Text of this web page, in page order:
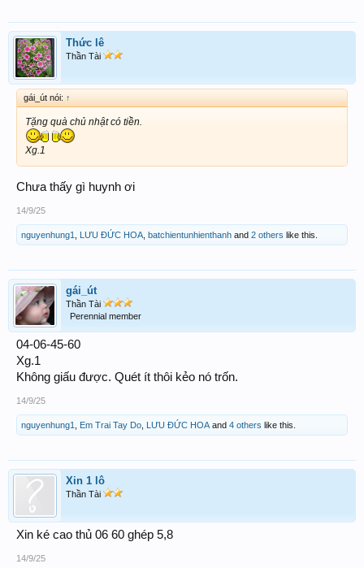
Thức lê
Thần Tài
gái_út nói: ↑
Tặng quà chủ nhật có tiền.
Xg.1
Chưa thấy gì huynh ơi
14/9/25
nguyenhung1 LƯU ĐỨC HOA batchientunhienthanh and 2 others like this.
gái_út
Thần Tài
Perennial member
04-06-45-60
Xg.1
Không giấu được. Quét ít thôi kẻo nó trốn.
14/9/25
nguyenhung1 Em Trai Tay Do LƯU ĐỨC HOA and 4 others like this.
Xin 1 lô
Thần Tài
Xin ké cao thủ 06 60 ghép 5,8
14/9/25